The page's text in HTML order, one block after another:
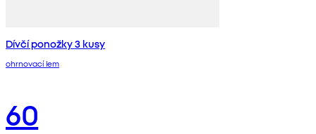
Dívčí ponožky 3 kusy
ohrnovací lem
60